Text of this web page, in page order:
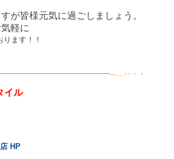
が皆様元気に過ごしましょう。
軽に
ます！！
・・
イル
HP